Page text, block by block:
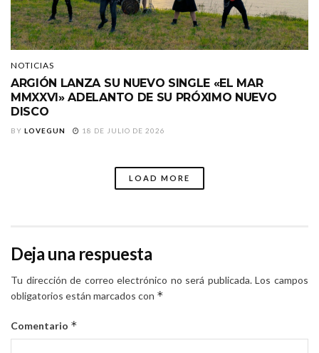
NOTICIAS
ARGIÓN LANZA SU NUEVO SINGLE «EL MAR
MMXXVI» ADELANTO DE SU PRÓXIMO NUEVO
DISCO
BY LOVEGUN 18 DE JULIO DE 2026
LOAD MORE
Deja una respuesta
Tu dirección de correo electrónico no será publicada. Los campos
obligatorios están marcados con *
Comentario *